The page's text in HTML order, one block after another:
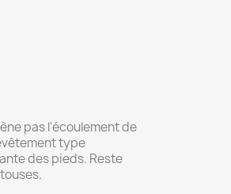
pas l'écoulement de
type
des pieds. Reste